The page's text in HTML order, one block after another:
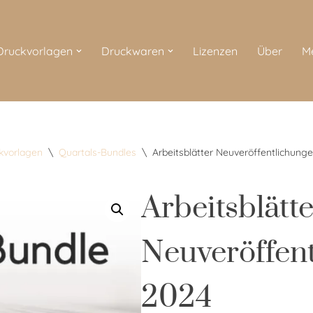
Druckwaren Lizenzen Über
\ Quartals-Bundles \ Arbeitsblätter
2024